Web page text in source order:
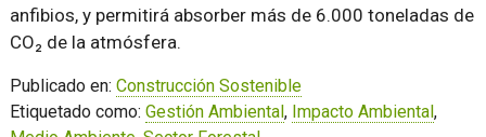
anfibios, y permitirá absorber más de 6.000 toneladas de
CO₂ de la atmósfera.
Publicado en: Construcción Sostenible
Etiquetado como: Gestión Ambiental, Impacto Ambiental,